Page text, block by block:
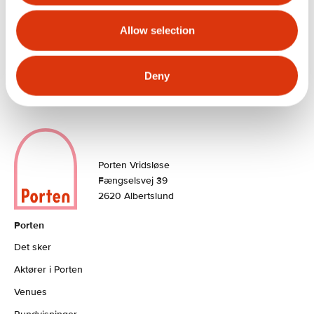
Allow selection
Deny
fængslet. Rundvisning i det tidligere fængsel kan
bestilles på
- her kan du bestille rundvisning til
de fleste weekender kl. 12.00 og 14.30.
Porten Vridsløse
Fængselsvej 39
2620 Albertslund
Porten
Det sker
Aktører i Porten
Venues